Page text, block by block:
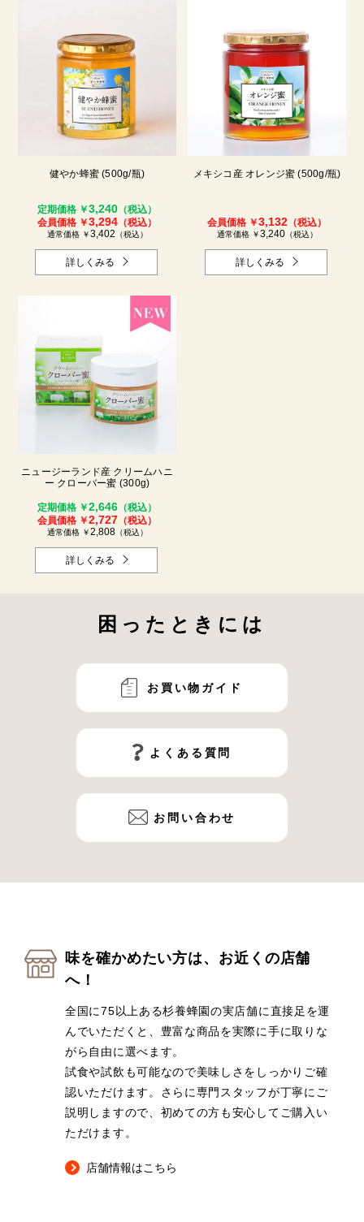
健やか蜂蜜 (500g/瓶)
定期価格 ￥3,240 （税込）
会員価格 ￥3,294 （税込）
通常価格 ￥3,402 （税込）
詳しくみる
メキシコ産 オレンジ蜜 (500g/瓶)
会員価格 ￥3,132 （税込）
通常価格 ￥3,240（税込）
詳しくみる
ニュージーランド産 クリームハニ
ー クローバー蜜 (300g)
定期価格 ￥2,646 （税込）
会員価格 ￥2,727 （税込）
通常価格 ￥2,808（税込）
詳しくみる
困ったときには
お買い物ガイド
よくある質問
お問い合わせ
味を確かめたい方は、お近くの店舗
へ！
全国に75以上ある杉養蜂園の実店舗に直接足を運
んでいただくと、豊富な商品を実際に手に取りな
がら自由に選べます。
試食や試飲も可能なので美味しさをしっかりご確
認いただけます。さらに専門スタッフが丁寧にご
説明しますので、初めての方も安心してご購入い
ただけます。
店舗情報はこちら